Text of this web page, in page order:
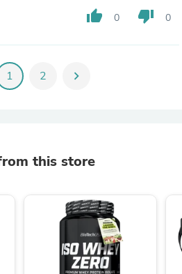
thumb_up 0 thumb_down 0
1 2 chevron_right
this store